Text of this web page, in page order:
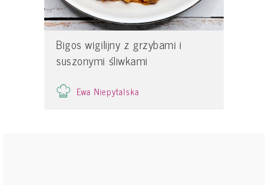
Bigos wigilijny z grzybami i
suszonymi śliwkami
Ewa Niepytalska